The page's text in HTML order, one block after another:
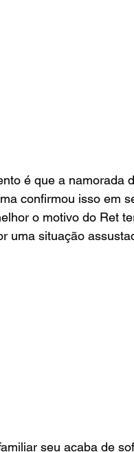
é que a namorada
confirmou isso em
o motivo do Ret
uma situação
seu acaba de